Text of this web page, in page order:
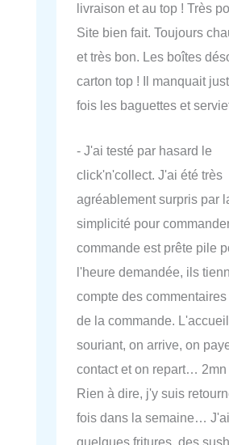
livraison et au top ! Très
Site bien fait. Toujours
et très bon. Les boîtes
carton top ! Il manquait
fois les baguettes et
- J'ai testé par hasard le
click'n'collect. J'ai été très
agréablement surpris par
simplicité pour
commande est prête pile
l'heure demandée, ils
compte des
de la commande.
souriant, on arrive, on
contact et on repart… 2mn
Rien à dire, j'y suis
fois dans la semaine…
quelques fritures, des